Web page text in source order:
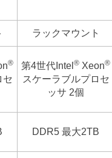
ラックマウント
®
セ
第4世代Intel ® Xeon®
スケーラブルプロセ
ッサ 2個
DDR5 最大2TB